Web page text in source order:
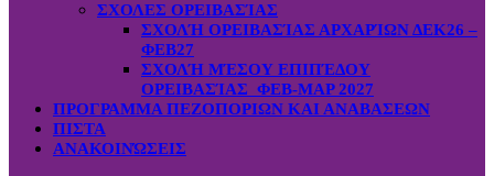
ΣΧΟΛΕΣ ΟΡΕΙΒΑΣΊΑΣ
ΣΧΟΛΉ ΟΡΕΙΒΑΣΊΑΣ ΑΡΧΑΡΊΩΝ ΔΕΚ26 –
ΦΕΒ27
ΣΧΟΛΉ ΜΈΣΟΥ ΕΠΙΠΈΔΟΥ
ΟΡΕΙΒΑΣΊΑΣ ΦΕΒ-ΜΑΡ 2027
ΠΡΟΓΡΑΜΜΑ ΠΕΖΟΠΟΡΙΩΝ ΚΑΙ ΑΝΑΒΑΣΕΩΝ
ΠΙΣΤΑ
ΑΝΑΚΟΙΝΏΣΕΙΣ